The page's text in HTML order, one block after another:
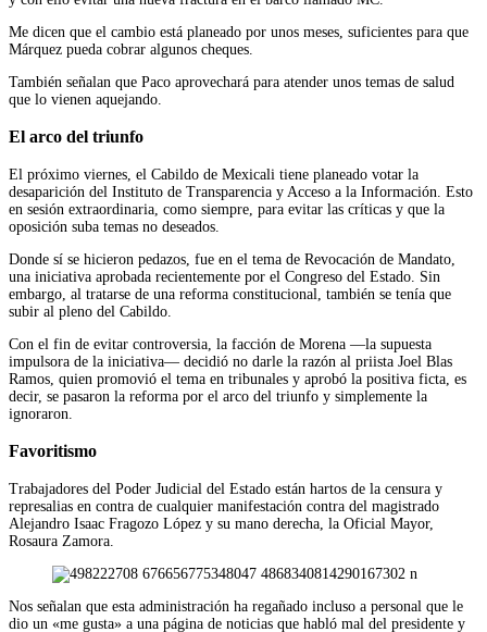
Me dicen que el cambio está planeado por unos meses, suficientes para que
Márquez pueda cobrar algunos cheques.
También señalan que Paco aprovechará para atender unos temas de salud
que lo vienen aquejando.
El arco del triunfo
El próximo viernes, el Cabildo de Mexicali tiene planeado votar la
desaparición del Instituto de Transparencia y Acceso a la Información. Esto
en sesión extraordinaria, como siempre, para evitar las críticas y que la
oposición suba temas no deseados.
Donde sí se hicieron pedazos, fue en el tema de Revocación de Mandato,
una iniciativa aprobada recientemente por el Congreso del Estado. Sin
embargo, al tratarse de una reforma constitucional, también se tenía que
subir al pleno del Cabildo.
Con el fin de evitar controversia, la facción de Morena —la supuesta
impulsora de la iniciativa— decidió no darle la razón al priista Joel Blas
Ramos, quien promovió el tema en tribunales y aprobó la positiva ficta, es
decir, se pasaron la reforma por el arco del triunfo y simplemente la
ignoraron.
Favoritismo
Trabajadores del Poder Judicial del Estado están hartos de la censura y
represalias en contra de cualquier manifestación contra del magistrado
Alejandro Isaac Fragozo López y su mano derecha, la Oficial Mayor,
Rosaura Zamora.
Nos señalan que esta administración ha regañado incluso a personal que le
dio un «me gusta» a una página de noticias que habló mal del presidente y